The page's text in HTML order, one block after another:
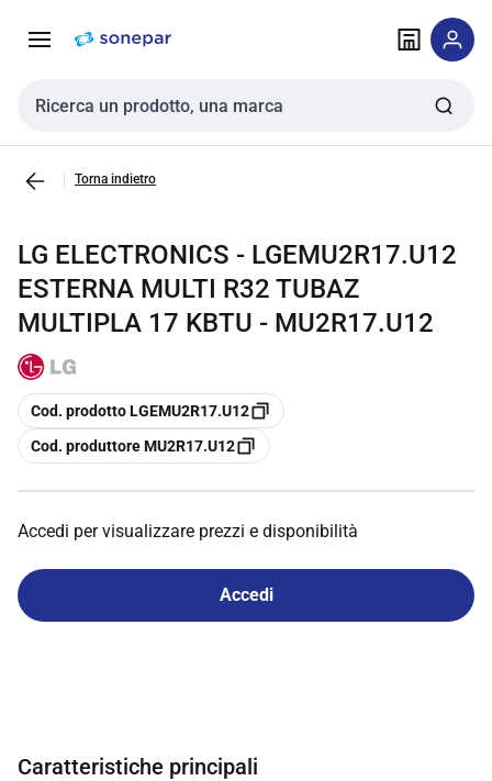
navigazione alla
Cerca input
Torna indietro
LG ELECTRONICS - LGEMU2R17.U12
ESTERNA MULTI R32 TUBAZ
MULTIPLA 17 KBTU - MU2R17.U12
copia
Cod. prodotto LGEMU2R17.U12
copia
Cod. produttore MU2R17.U12
Accedi per visualizzare prezzi e disponibilità
Accedi
Caratteristiche principali